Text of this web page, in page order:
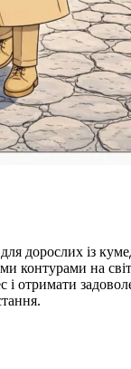
дорослих із
контурами на
і отримати